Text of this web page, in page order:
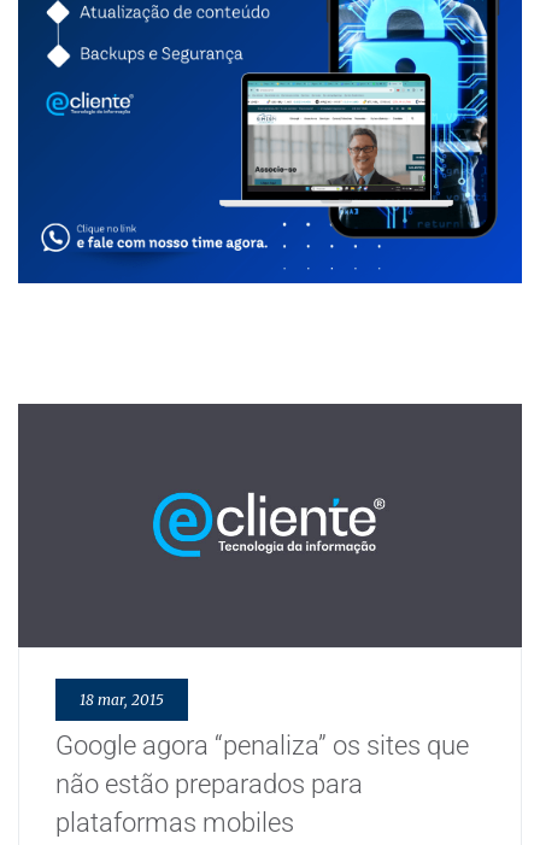
18 mar, 2015
Google agora “penaliza” os sites que
não estão preparados para
plataformas mobiles